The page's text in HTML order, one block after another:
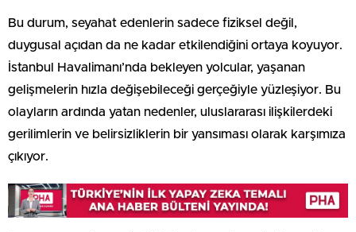
Bu durum, seyahat edenlerin sadece fiziksel değil,
duygusal açıdan da ne kadar etkilendiğini ortaya koyuyor.
İstanbul Havalimanı’nda bekleyen yolcular, yaşanan
gelişmelerin hızla değişebileceği gerçeğiyle yüzleşiyor. Bu
olayların ardında yatan nedenler, uluslararası ilişkilerdeki
gerilimlerin ve belirsizliklerin bir yansıması olarak karşımıza
çıkıyor.